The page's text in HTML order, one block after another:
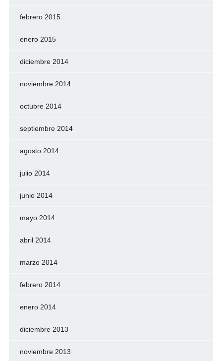
febrero 2015
enero 2015
diciembre 2014
noviembre 2014
octubre 2014
septiembre 2014
agosto 2014
julio 2014
junio 2014
mayo 2014
abril 2014
marzo 2014
febrero 2014
enero 2014
diciembre 2013
noviembre 2013